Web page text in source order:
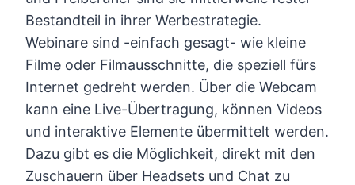
Bestandteil in ihrer Werbestrategie.
Webinare sind -einfach gesagt- wie kleine
Filme oder Filmausschnitte, die speziell fürs
Internet gedreht werden. Über die Webcam
kann eine Live-Übertragung, können Videos
und interaktive Elemente übermittelt werden.
Dazu gibt es die Möglichkeit, direkt mit den
Zuschauern über Headsets und Chat zu